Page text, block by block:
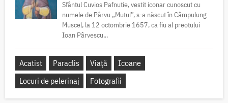
Sfântul Cuvios Pafnutie, vestit iconar cunoscut cu
numele de Pârvu „Mutul”, s-a născut în Câmpulung
Muscel, la 12 octombrie 1657, ca fiu al preotului
Ioan Pârvescu...
Acatist Paraclis Viață
Icoane
Locuri de pelerinaj
Fotografii